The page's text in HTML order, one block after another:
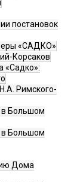
постановок
«САДКО»
Корсаков
«Садко»:
Римского-
в Большом
в Большом
Дома